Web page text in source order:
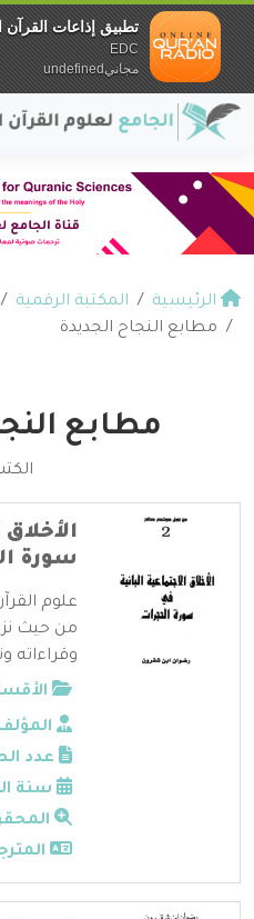
الرئيسية المكتبة الرقمية
مطابع النجاح الجديدة
مطابع
سورة
علوم
من حيث
وقراءاته
عدد
سنة
تطبيق إذاعات القرآن
EDC
مجانيundefined